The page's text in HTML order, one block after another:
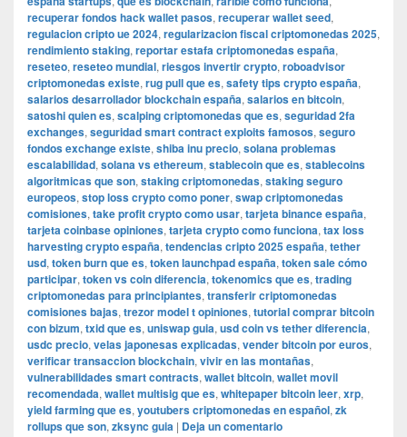
recuperar fondos hack wallet pasos, recuperar wallet seed,
regulacion cripto ue 2024, regularizacion fiscal criptomonedas 2025,
rendimiento staking, reportar estafa criptomonedas españa,
reseteo, reseteo mundial, riesgos invertir crypto, roboadvisor
criptomonedas existe, rug pull que es, safety tips crypto españa,
salarios desarrollador blockchain españa, salarios en bitcoin,
satoshi quien es, scalping criptomonedas que es, seguridad 2fa
exchanges, seguridad smart contract exploits famosos, seguro
fondos exchange existe, shiba inu precio, solana problemas
escalabilidad, solana vs ethereum, stablecoin que es, stablecoins
algoritmicas que son, staking criptomonedas, staking seguro
europeos, stop loss crypto como poner, swap criptomonedas
comisiones, take profit crypto como usar, tarjeta binance españa,
tarjeta coinbase opiniones, tarjeta crypto como funciona, tax loss
harvesting crypto españa, tendencias cripto 2025 españa, tether
usd, token burn que es, token launchpad españa, token sale cómo
participar, token vs coin diferencia, tokenomics que es, trading
criptomonedas para principiantes, transferir criptomonedas
comisiones bajas, trezor model t opiniones, tutorial comprar bitcoin
con bizum, txid que es, uniswap guia, usd coin vs tether diferencia,
usdc precio, velas japonesas explicadas, vender bitcoin por euros,
verificar transaccion blockchain, vivir en las montañas,
vulnerabilidades smart contracts, wallet bitcoin, wallet movil
recomendada, wallet multisig que es, whitepaper bitcoin leer, xrp,
yield farming que es, youtubers criptomonedas en español, zk
rollups que son, zksync guia | Deja un comentario